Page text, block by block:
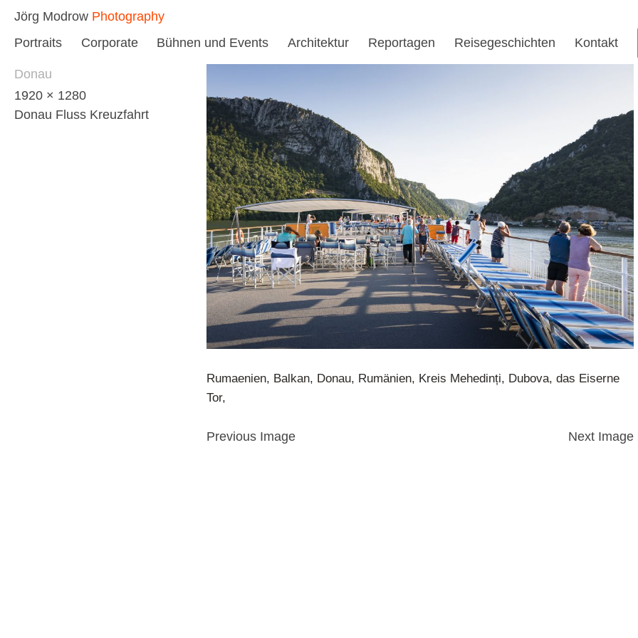
Jörg Modrow Photography
Portraits Corporate Bühnen und Events Architektur Reportagen Reisegeschichten Kontakt
Donau
1920 × 1280
Donau Fluss Kreuzfahrt
Rumaenien, Balkan, Donau, Rumänien, Kreis Mehedinți, Dubova, das Eiserne
Tor,
Previous Image Next Image